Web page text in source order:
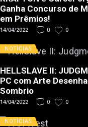
Ganha Concurso de
em Prêmios!
14/04/2022 0 0
NOTÍCIAS
HELLSLAVE II:
PC com Arte
Sombrio
14/04/2022 0 0
NOTÍCIAS